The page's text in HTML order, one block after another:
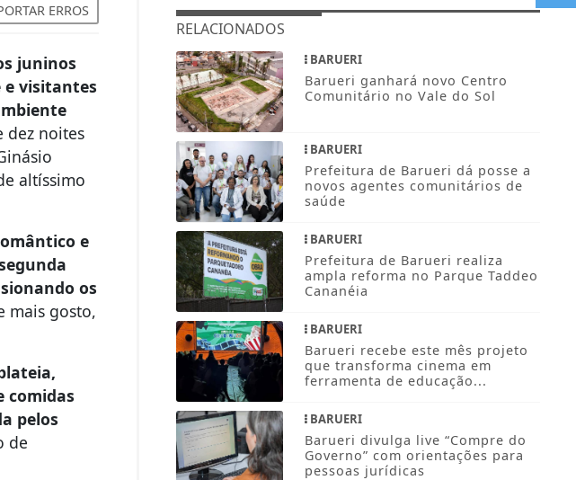
ERROS
juninos
visitantes
dez noites
altíssimo
e
os
mais gosto,
comidas
pelos
de
RELACIONADOS
BARUERI
Barueri ganhará novo Centro
Comunitário no Vale do Sol
BARUERI
Prefeitura de Barueri dá posse a
novos agentes comunitários de
saúde
BARUERI
Prefeitura de Barueri realiza
ampla reforma no Parque Taddeo
Cananéia
BARUERI
Barueri recebe este mês projeto
que transforma cinema em
ferramenta de educação...
BARUERI
Barueri divulga live “Compre do
Governo” com orientações para
pessoas jurídicas